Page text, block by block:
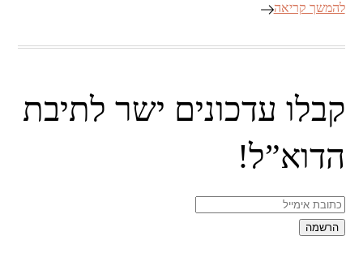
להמשך קריאה
קבלו עדכונים ישר לתיבת
הדוא”ל!